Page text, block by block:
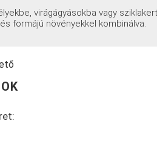
virágágyásokba vagy
formájú növényekkel kombinálva.